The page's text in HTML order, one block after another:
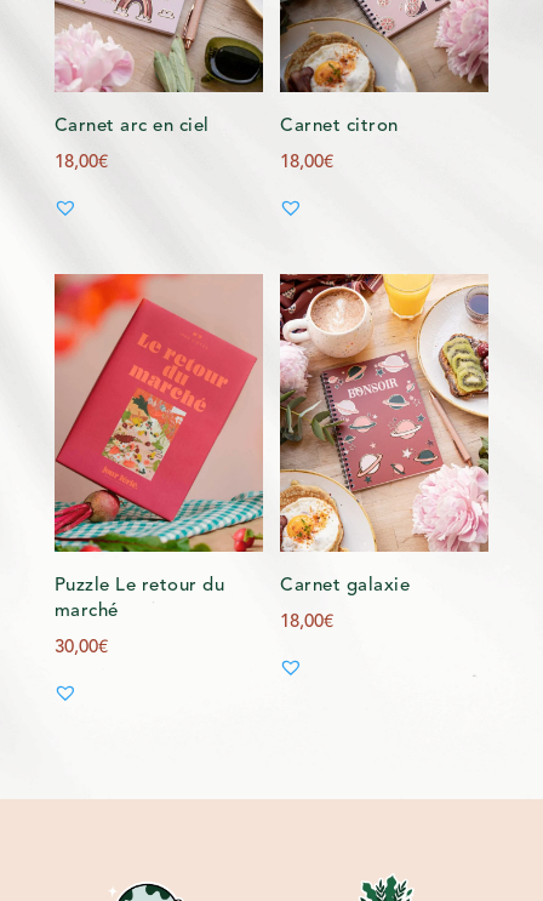
Carnet arc en ciel
18,00€
Carnet citron
18,00€
Puzzle Le retour du
marché
30,00€
Carnet galaxie
18,00€